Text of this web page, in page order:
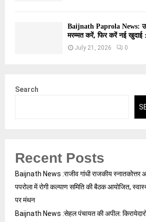
Baijnath Paprola News:
मरम्मत करें, फिर करें नई खुदाई :
July 21, 2026 0
Search
Recent Posts
Baijnath News :राजीव गांधी राजकीय स्नातकोत्तर
पपरोला में रोगी कल्याण समिति की बैठक आयोजित,
पर मंथन
Baijnath News :सेहल पंचायत की अपील: किरायेदारों,